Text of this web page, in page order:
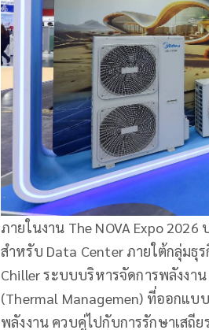
ภายในงาน The NOVA Expo
สำหรับ Data Center ภายใต้กลุ่มธุ
Chiller ระบบบริหารจัดการพลังง
(Thermal Managemen) ที่ออกแ
พลังงาน ควบคู่ไปกับการรักษาเสถี